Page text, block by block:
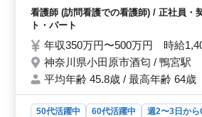
迎 ・車通勤可能 ・週休
募お待ちしております
看護師 (訪問看護での看護師) / 正社員・
ト・パート
年収350万円〜500万円 時給
神奈川県小田原市酒匂 / 鴨宮駅
平均年齢 45.8歳 / 最高年齢 64歳
50代活躍中 60代活躍中 週2〜3日から